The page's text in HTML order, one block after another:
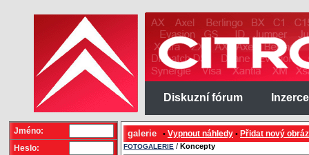
Diskuzní fórum Inzerce
Jméno:
Heslo:
galerie • Vypnout náhledy • Přidat nový
FOTOGALERIE / Koncepty